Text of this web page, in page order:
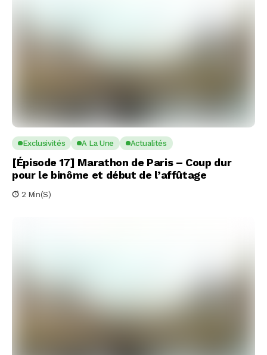
Exclusivités A La Une Actualités
[Épisode 17] Marathon de Paris – Coup dur
pour le binôme et début de l’affûtage
2 Min(s)